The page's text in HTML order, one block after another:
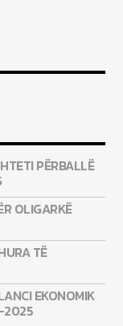
PËRBALLË
OLIGARKË
TË
EKONOMIK
2025